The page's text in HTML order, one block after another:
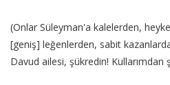
(Onlar Süleyman'a kalelerden,
[geniş] leğenlerden, sabit
Davud ailesi, şükredin! Kullarımdan